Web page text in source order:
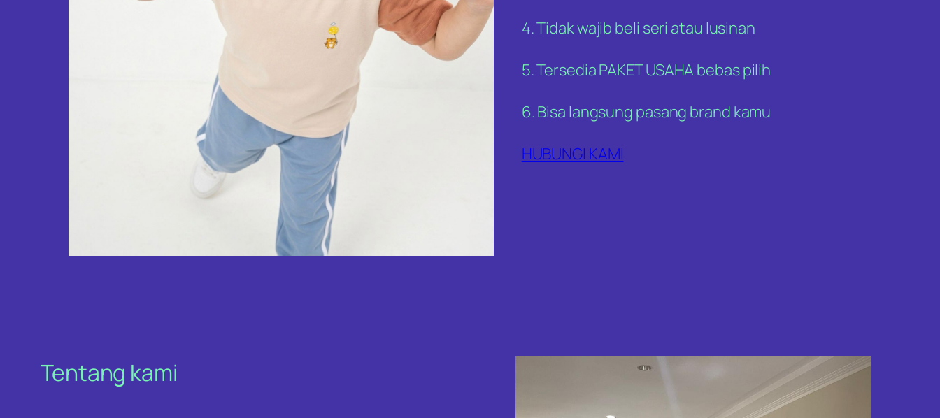
4. Tidak wajib beli seri atau lusinan
5. Tersedia PAKET USAHA bebas pilih
6. Bisa langsung pasang brand kamu
HUBUNGI KAMI
Tentang kami